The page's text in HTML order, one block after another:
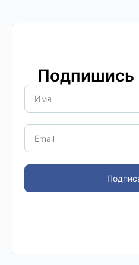
Подпишись